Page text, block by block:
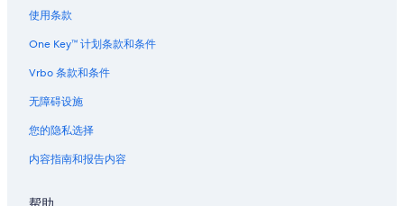
使用条款
One Key™ 计划条款和条件
Vrbo 条款和条件
无障碍设施
您的隐私选择
内容指南和报告内容